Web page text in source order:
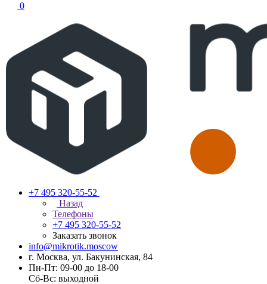
0
+7 495 320-55-52
Назад
Телефоны
+7 495 320-55-52
Заказать звонок
info@mikrotik.moscow
г. Москва, ул. Бакунинская, 84
Пн-Пт: 09-00 до 18-00
Сб-Вс: выходной